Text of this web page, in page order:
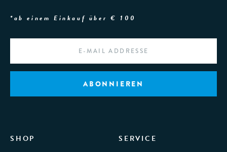
*ab einem Einkauf über € 100
SHOP SERVICE